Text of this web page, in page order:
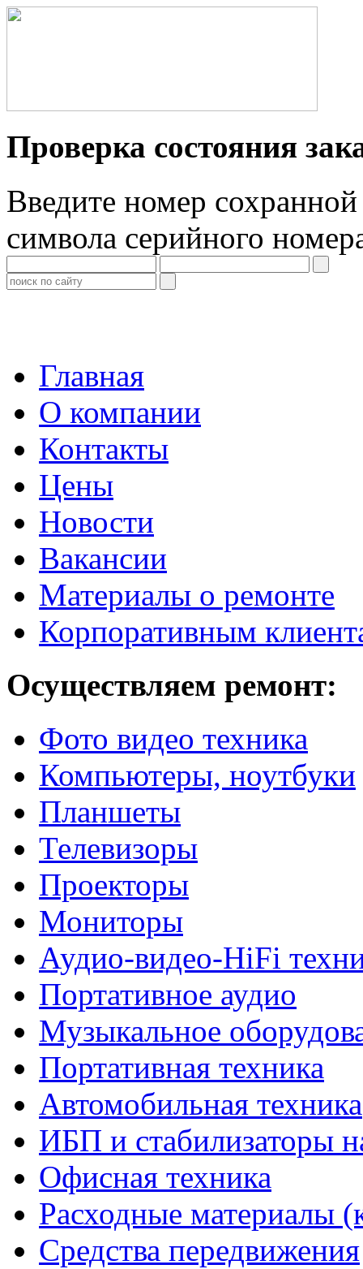
Проверка состояния
Введите номер
символа серийного
Главная
О компании
Контакты
Цены
Новости
Вакансии
Материалы о ремонте
Корпоративным
Осуществляем ремонт:
Фото видео техника
Компьютеры, ноутбуки
Планшеты
Телевизоры
Проекторы
Мониторы
Аудио-видео-HiFi
Портативное аудио
Музыкальное
Портативная техника
Автомобильная техника
ИБП и стабилизаторы
Офисная техника
Расходные материалы
Средства передвижения